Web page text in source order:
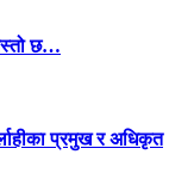
छ…
प्रमुख र अधिकृत